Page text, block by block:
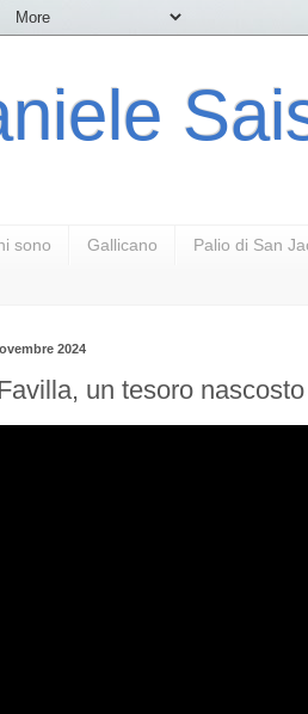
sono Gallicano Palio di San
2024
un tesoro nascosto